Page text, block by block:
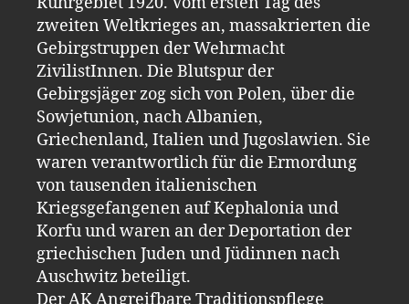
zweiten Weltkrieges an, massakrierten die
Gebirgstruppen der Wehrmacht
ZivilistInnen. Die Blutspur der
Gebirgsjäger zog sich von Polen, über die
Sowjetunion, nach Albanien,
Griechenland, Italien und Jugoslawien. Sie
waren verantwortlich für die Ermordung
von tausenden italienischen
Kriegsgefangenen auf Kephalonia und
Korfu und waren an der Deportation der
griechischen Juden und Jüdinnen nach
Auschwitz beteiligt.
Der AK Angreifbare Traditionspflege